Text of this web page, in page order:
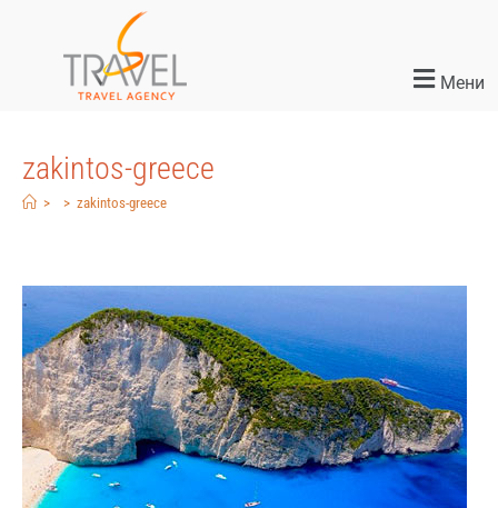
Мени
zakintos-greece
> > zakintos-greece